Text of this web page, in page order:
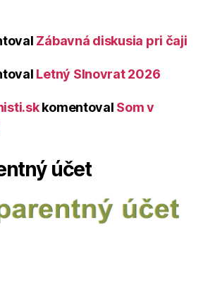
Zábavná diskusia pri čaji
Letný Slnovrat 2026
komentoval Som v
účet